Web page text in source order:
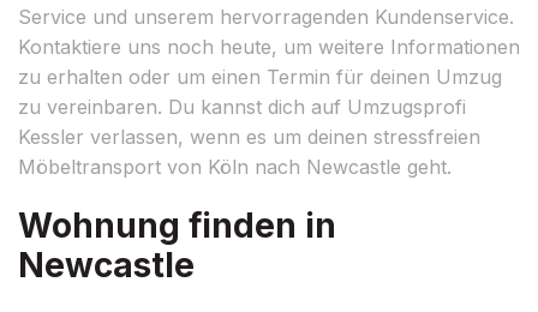
Service und unserem hervorragenden Kundenservice.
Kontaktiere uns noch heute, um weitere Informationen
zu erhalten oder um einen Termin für deinen Umzug
zu vereinbaren. Du kannst dich auf Umzugsprofi
Kessler verlassen, wenn es um deinen stressfreien
Möbeltransport von Köln nach Newcastle geht.
Wohnung finden in
Newcastle